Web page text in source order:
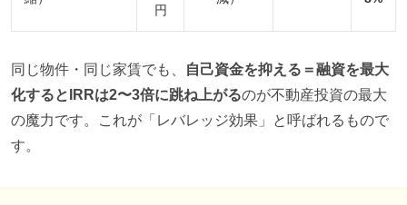
円
同じ物件・同じ家賃でも、
自己資金を抑える＝融資を最大
化するとIRRは2〜3倍に跳ね上がるのが不動産投資の最大
の魔力です。これが「レバレッジ効果」と呼ばれるもので
す。